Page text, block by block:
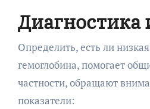
Диагностика
Определить, есть ли
гемоглобина, помогает
частности, обращают
показатели: